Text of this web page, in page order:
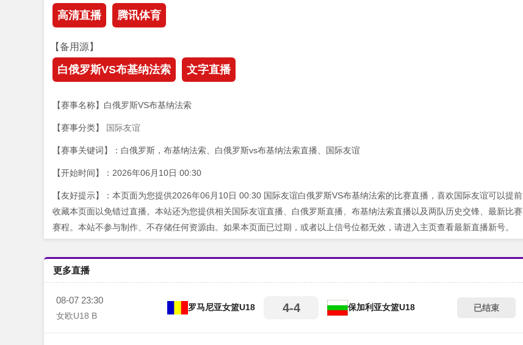
高清直播 腾讯体育
【备用源】
白俄罗斯VS布基纳法索 文字直播
【赛事名称】白俄罗斯VS布基纳法索
【赛事分类】 国际友谊
【赛事关键词】：白俄罗斯，布基纳法索、白俄罗斯vs布基纳法索直播、国际友谊
【开始时间】：2026年06月10日 00:30
【友好提示】：本页面为您提供2026年06月10日 00:30 国际友谊白俄罗斯VS布基纳法索的比赛直播，喜欢国际友谊可以提前
收藏本页面以免错过直播。本站还为您提供相关国际友谊直播、白俄罗斯直播、布基纳法索直播以及两队历史交锋、最新比赛
赛程。本站不参与制作、不存储任何资源由。如果本页面已过期，或者以上信号位都无效，请进入主页查看最新直播新号。
更多直播
08-07 23:30
女欧U18 B
罗马尼亚女篮U18 4-4 保加利亚女篮U18 已结束